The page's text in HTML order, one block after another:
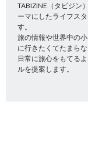
TABIZINE（タビジン
ーマにしたライフス
す。
旅の情報や世界中の
に行きたくてたまらな
日常に旅心をもてる
ルを提案します。